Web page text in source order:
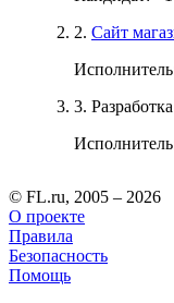
2. Cайт
3.
© FL.ru, 2005 – 2026
О проекте
Правила
Безопасность
Помощь